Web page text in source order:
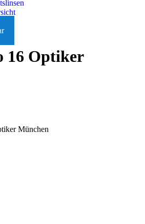
16 Optiker
München